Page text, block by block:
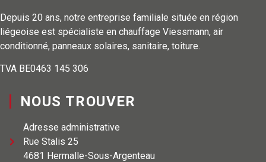
Depuis 20 ans, notre entreprise familiale située en région
liégeoise est spécialiste en chauffage Viessmann, air
conditionné, panneaux solaires, sanitaire, toiture.
TVA BE0463 145 306
NOUS TROUVER
Adresse administrative
Rue Stalis 25
4681 Hermalle-Sous-Argenteau